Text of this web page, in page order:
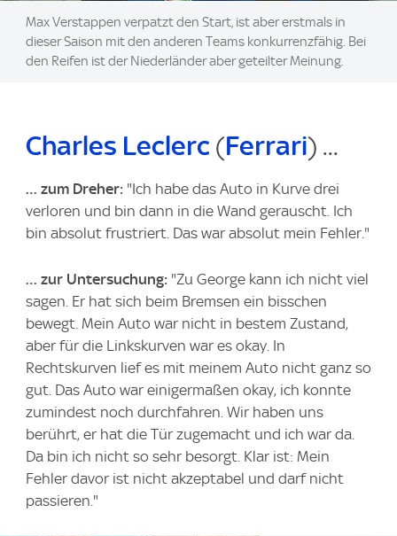
Max Verstappen verpatzt den Start, ist aber erstmals in
dieser Saison mit den anderen Teams konkurrenzfähig. Bei
den Reifen ist der Niederländer aber geteilter Meinung.
Charles Leclerc (Ferrari) ...
… zum Dreher: "Ich habe das Auto in Kurve drei
verloren und bin dann in die Wand gerauscht. Ich
bin absolut frustriert. Das war absolut mein Fehler."
… zur Untersuchung: "Zu George kann ich nicht viel
sagen. Er hat sich beim Bremsen ein bisschen
bewegt. Mein Auto war nicht in bestem Zustand,
aber für die Linkskurven war es okay. In
Rechtskurven lief es mit meinem Auto nicht ganz so
gut. Das Auto war einigermaßen okay, ich konnte
zumindest noch durchfahren. Wir haben uns
berührt, er hat die Tür zugemacht und ich war da.
Da bin ich nicht so sehr besorgt. Klar ist: Mein
Fehler davor ist nicht akzeptabel und darf nicht
passieren."